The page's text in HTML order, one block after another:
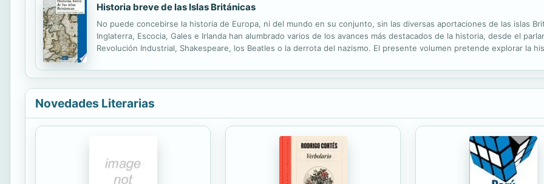
Historia breve de las Islas Británicas
No puede concebirse la historia de Europa, ni del mundo en su conjunto, sin las diversas aportaciones de las islas
Inglaterra, Escocia, Gales e Irlanda han alumbrado varios de los avances más destacados de la historia, desde el
Revolución Industrial, Shakespeare, los Beatles o la derrota del nazismo. El presente volumen pretende explorar la
Novedades Literarias